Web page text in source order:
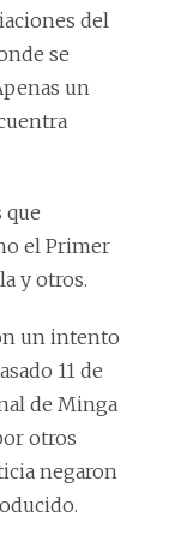
del
se
un
que
el Primer
y otros.
un intento
11 de
de Minga
otros
negaron